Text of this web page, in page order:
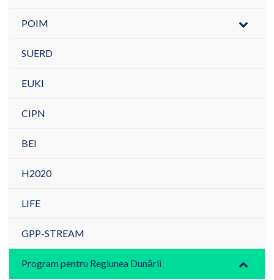
POIM
SUERD
EUKI
CIPN
BEI
H2020
LIFE
GPP-STREAM
Program pentru Regiunea Dunării